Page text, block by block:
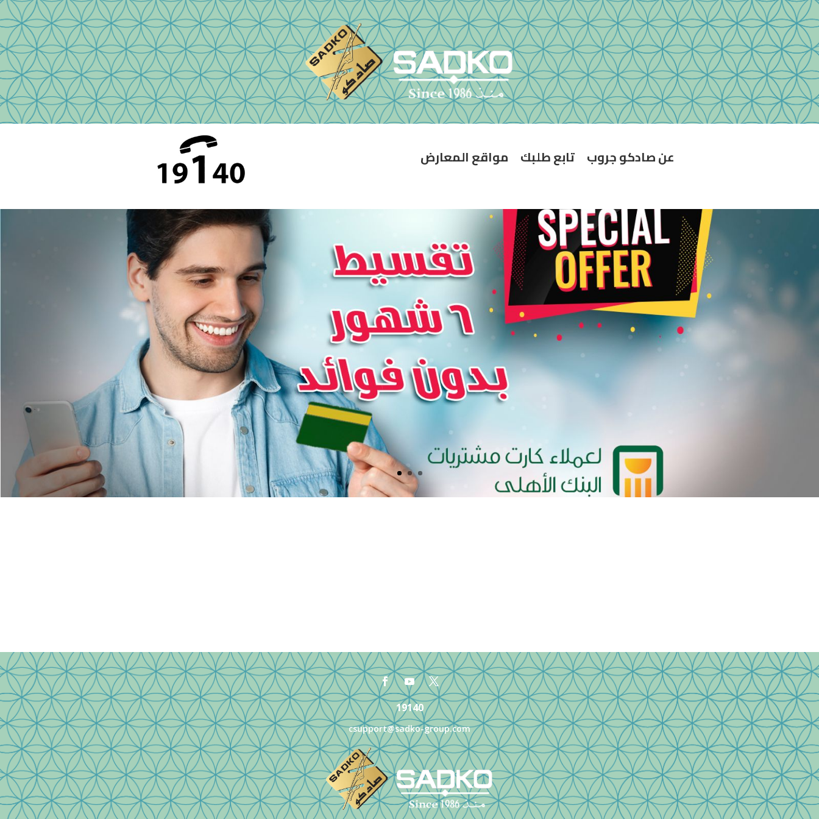
عن صادكو جروب تابع طلبك مواقع المعارض
19140
csupport@sadko-group.com